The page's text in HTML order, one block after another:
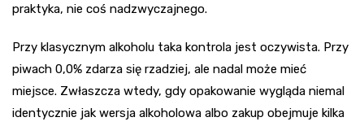
praktyka, nie coś nadzwyczajnego.
Przy klasycznym alkoholu taka kontrola jest oczywista. Przy
piwach 0,0% zdarza się rzadziej, ale nadal może mieć
miejsce. Zwłaszcza wtedy, gdy opakowanie wygląda niemal
identycznie jak wersja alkoholowa albo zakup obejmuje kilka